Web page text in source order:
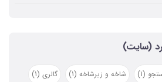
(سایت)
(1) شاخه و زیرشاخه (1) گالری (1)